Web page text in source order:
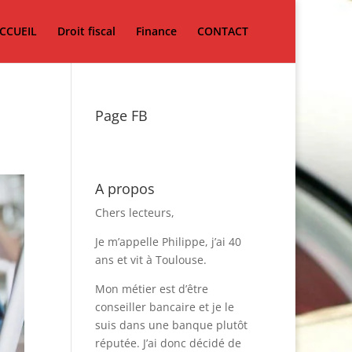
Droit fiscal Finance CONTACT
Page FB
A propos
Chers lecteurs,
Je m’appelle Philippe, j’ai 40
ans et vit à Toulouse.
Mon métier est d’être
conseiller bancaire et je le
suis dans une banque plutôt
réputée. J’ai donc décidé de